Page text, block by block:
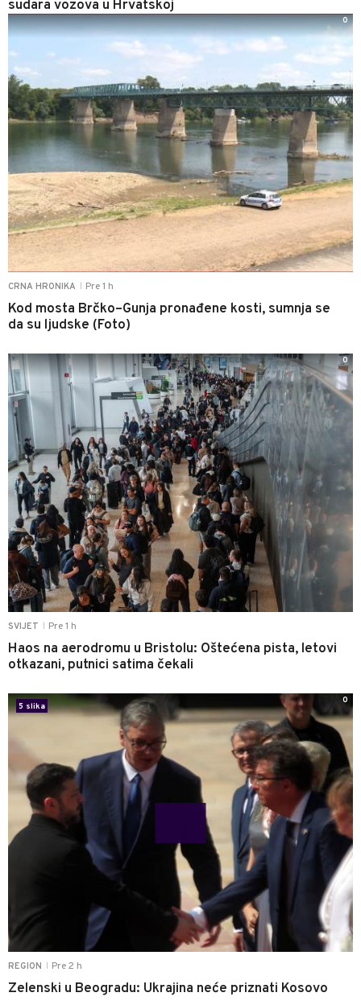
sudara vozova u Hrvatskoj
CRNA HRONIKA Pre 1 h
Kod mosta Brčko–Gunja pronađene kosti, sumnja se
da su ljudske (Foto)
0
SVIJET Pre 1 h
Haos na aerodromu u Bristolu: Oštećena pista, letovi
otkazani, putnici satima čekali
0
REGION Pre 2 h
Zelenski u Beogradu: Ukrajina neće priznati Kosovo
5 slika
0